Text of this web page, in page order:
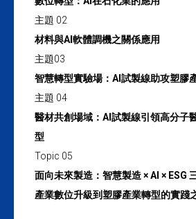
主題 02
材料與AI軟體調機之關係應用
主題03
智慧轉型實驗場：AI試製線助攻塑膠
主題 04
醫材共創場域：AI試製線引領高分子
型
Topic 05
面向未來製造：智慧製造 × AI × ESG
產業數位升級到塑膠產業轉型的實踐